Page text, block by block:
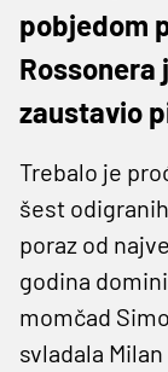
pobjedom
Rossonera
zaustavio
Trebalo je
šest
poraz od
godina
momčad
svladala